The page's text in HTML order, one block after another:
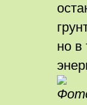
но в